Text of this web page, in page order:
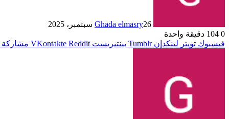
Ghada elmasry26 سبتمبر، 2025
0
دقيقة واحدة
فيسبوك تويتر لينكدإن بينتيريست مشاركة